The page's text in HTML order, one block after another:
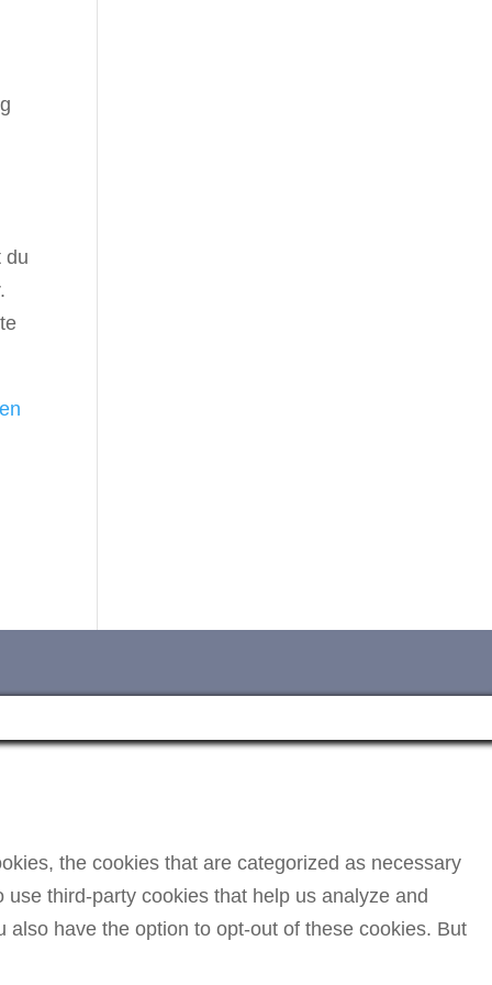
du
the cookies that are categorized as necessary
third-party cookies that help us analyze and
have the option to opt-out of these cookies. But